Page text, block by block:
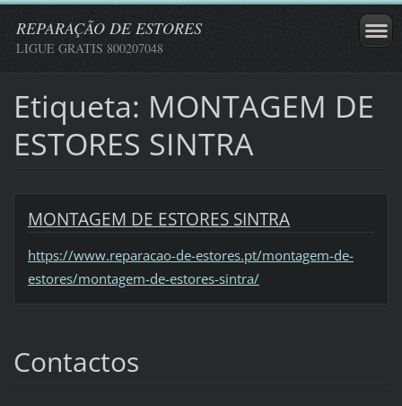
REPARAÇÃO DE ESTORES
LIGUE GRATIS 800207048
Etiqueta: MONTAGEM DE
ESTORES SINTRA
MONTAGEM DE ESTORES SINTRA
https://www.reparacao-de-estores.pt/montagem-de-
estores/montagem-de-estores-sintra/
Contactos